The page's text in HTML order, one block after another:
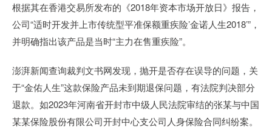
根据其在香港交易所发布的《2018年资本市场开放日》报告，
公司“适时开发并上市传统型平准保额重疾险’金诺人生2018’”，
并明确指出该产品是当时“主力在售重疾险”。
澎湃新闻查询裁判文书网发现，抛开是否存在误导的问题，关
于“金佑人生”这款保险产品未到期退保问题，有法院判决部分
退款。如2023年河南省开封市中级人民法院审结的张某与中国
某某保险股份有限公司开封中心支公司人身保险合同纠纷案。